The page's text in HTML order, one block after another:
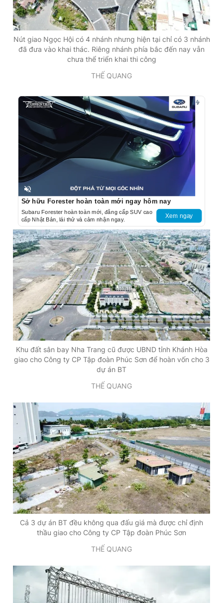
Nút giao Ngọc Hội có 4 nhánh nhưng hiện tại chỉ có 3 nhánh
đã đưa vào khai thác. Riêng nhánh phía bắc đến nay vẫn
chưa thể triển khai thi công
THẾ QUANG
Unmute
Sở hữu Forester hoàn toàn mới ngay hôm nay
Subaru Forester hoàn toàn mới, đẳng cấp SUV cao
cấp Nhật Bản, lái thử và cảm nhận ngay.
Xem ngay
Khu đất sân bay Nha Trang cũ được UBND tỉnh Khánh Hòa
giao cho Công ty CP Tập đoàn Phúc Sơn để hoàn vốn cho 3
dự án BT
THẾ QUANG
Cả 3 dự án BT đều không qua đấu giá mà được chỉ định
thầu giao cho Công ty CP Tập đoàn Phúc Sơn
THẾ QUANG